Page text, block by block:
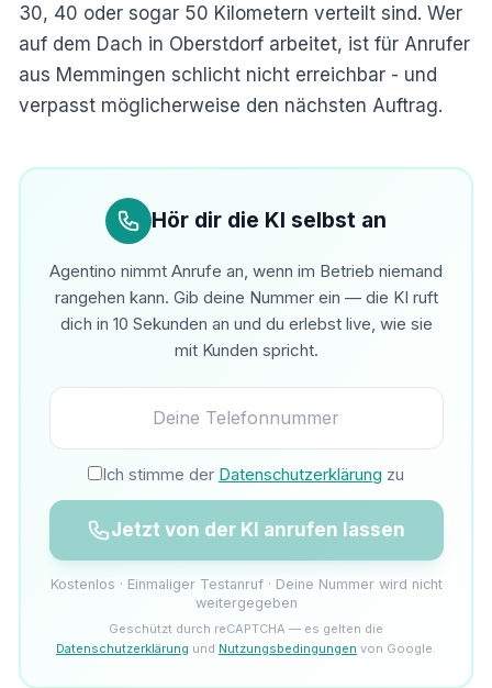
30, 40 oder sogar 50 Kilometern verteilt sind. Wer
auf dem Dach in Oberstdorf arbeitet, ist für Anrufer
aus Memmingen schlicht nicht erreichbar - und
verpasst möglicherweise den nächsten Auftrag.
Hör dir die KI selbst an
Agentino nimmt Anrufe an, wenn im Betrieb niemand
rangehen kann. Gib deine Nummer ein — die KI ruft
dich in 10 Sekunden an und du erlebst live, wie sie
mit Kunden spricht.
Ich stimme der Datenschutzerklärung zu
Jetzt von der KI anrufen lassen
Kostenlos · Einmaliger Testanruf · Deine Nummer wird nicht
weitergegeben
Geschützt durch reCAPTCHA — es gelten die
Datenschutzerklärung und Nutzungsbedingungen von Google.